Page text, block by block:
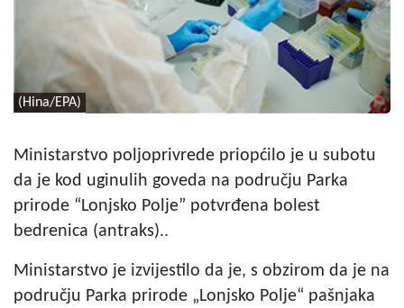
(Hina/EPA)
Ministarstvo poljoprivrede priopćilo je u subotu
da je kod uginulih goveda na području Parka
prirode “Lonjsko Polje” potvrđena bolest
bedrenica (antraks)..
Ministarstvo je izvijestilo da je, s obzirom da je na
području Parka prirode „Lonjsko Polje“ pašnjaka